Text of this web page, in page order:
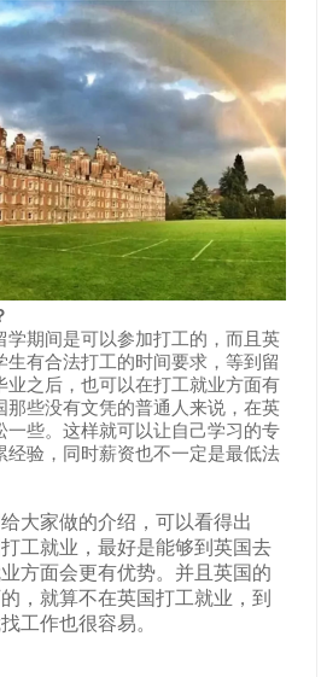
学期间是可以参加打工的，而且英
生有合法打工的时间要求，等到留
业之后，也可以在打工就业方面有
那些没有文凭的普通人来说，在英
一些。这样就可以让自己学习的专
经验，同时薪资也不一定是最低法
大家做的介绍，可以看得出
工就业，最好是能够到英国去
方面会更有优势。并且英国的
，就算不在英国打工就业，到
工作也很容易。